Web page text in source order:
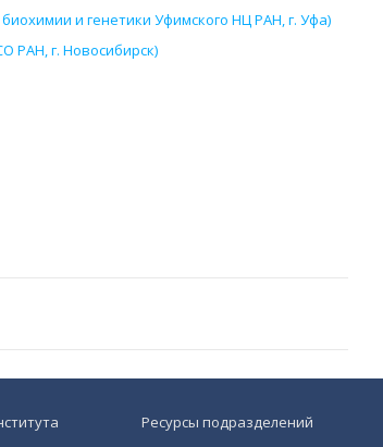
и генетики Уфимского НЦ РАН, г. Уфа)
РАН, г. Новосибирск)
Ресурсы подразделений